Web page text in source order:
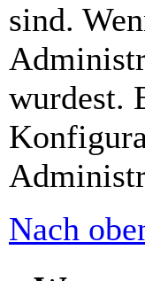
sind.
wurdest.
Nach